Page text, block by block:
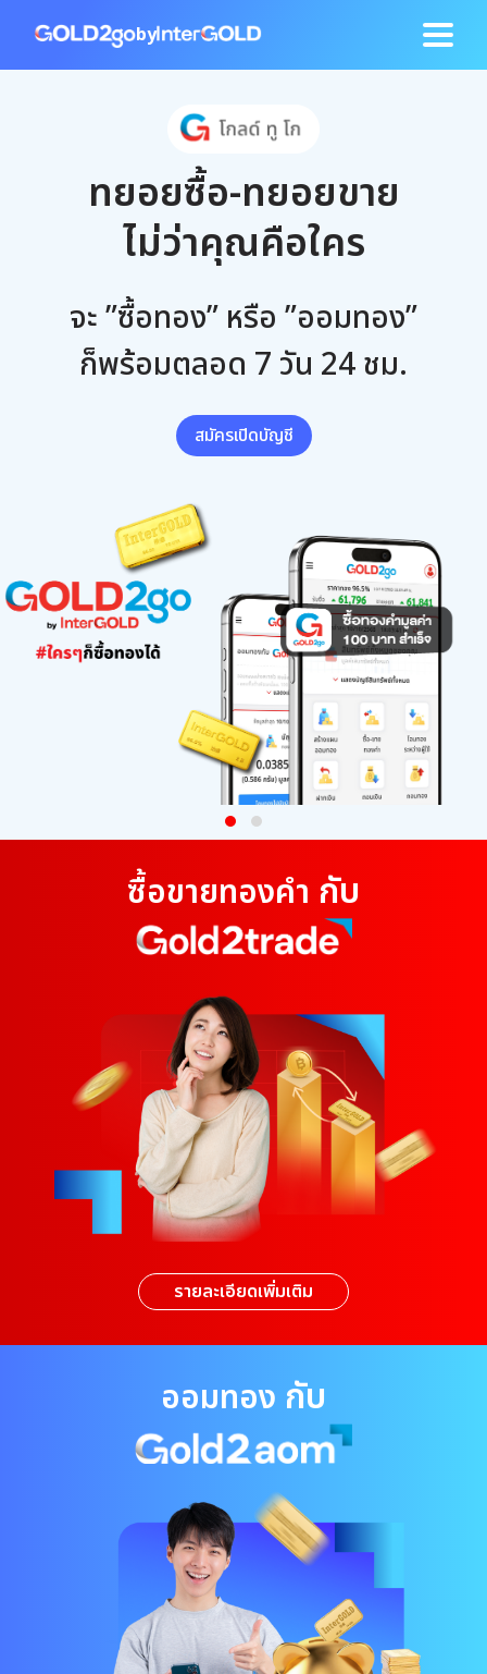
by
ทยอยซื้อ-ทยอยขาย
ไม่ว่าคุณคือใคร
จะ ”ซื้อทอง” หรือ ”ออมทอง”
ก็พร้อมตลอด 7 วัน 24 ชม.
สมัครเปิดบัญชี
ซื้อขายทองคำ กับ
รายละเอียดเพิ่มเติม
ออมทอง กับ